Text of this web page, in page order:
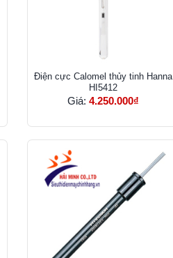
Điện cực Calomel thủy tinh Hanna
HI5412
Giá: 4.250.000₫